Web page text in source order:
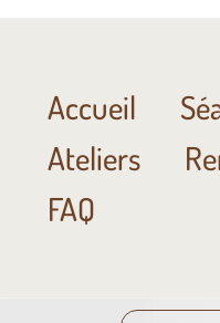
Accueil
Ateliers
FAQ